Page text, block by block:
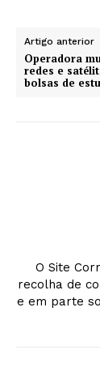
Artigo anterior
Operadora
redes e
bolsas de
O Site
recolha de
e em parte